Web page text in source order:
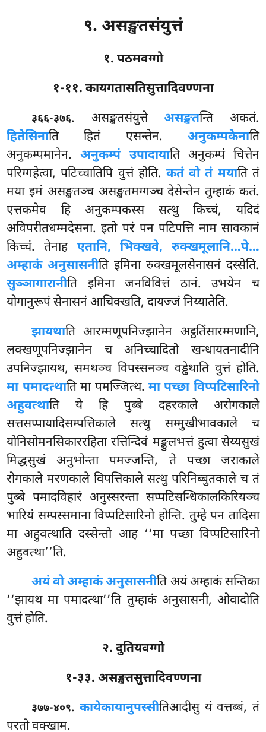
९. असङ्खतसंयुत्तं
१. पठमवग्गो
१-११. कायगतासतिसुत्तादिवण्णना
३६६-३७६. असङ्खतसंयुत्तेअसङ्खतन्ति अकतं.
हितेसिनाति हितं एसन्तेन. अनुकम्पकेनाति
अनुकम्पमानेन.अनुकम्पं उपादायाति अनुकम्पं चित्तेन
परिग्गहेत्वा, पटिच्चातिपि वुत्तं होति. कतं वो तं मयाति तं
मया इमं असङ्खतञ्च असङ्खतमग्गञ्च देसेन्तेन तुम्हाकं कतं.
एत्तकमेव हि अनुकम्पकस्स सत्थु किच्चं, यदिदं
अविपरीतधम्मदेसना. इतो परं पन पटिपत्ति नाम सावकानं
किच्चं. तेनाह एतानि, भिक्खवे, रुक्खमूलानि…पे…
अम्हाकं अनुसासनीति इमिना रुक्खमूलसेनासनं दस्सेति.
सुञ्ञागारानीति इमिना जनविवित्तं ठानं. उभयेन च
योगानुरूपं सेनासनं आचिक्खति, दायज्जं निय्यातेति.
झायथाति आरम्मणूपनिज्झानेन अट्ठतिंसारम्मणानि,
लक्खणूपनिज्झानेन च अनिच्चादितो खन्धायतनादीनि
उपनिज्झायथ, समथञ्च विपस्सनञ्च वड्ढेथाति वुत्तं होति.
मा पमादत्थाति मा पमज्जित्थ. मा पच्छा विप्पटिसारिनो
अहुवत्थाति ये हि पुब्बे दहरकाले अरोगकाले
सत्तसप्पायादिसम्पत्तिकाले सत्थु सम्मुखीभावकाले च
योनिसोमनसिकाररहिता रत्तिन्दिवं मङ्कुलभत्तं हुत्वा सेय्यसुखं
मिद्धसुखं अनुभोन्ता पमज्जन्ति, ते पच्छा जराकाले
रोगकाले मरणकाले विपत्तिकाले सत्थु परिनिब्बुतकाले च तं
पुब्बे पमादविहारं अनुस्सरन्ता सप्पटिसन्धिकालकिरियञ्च
भारियं सम्पस्समाना विप्पटिसारिनो होन्ति. तुम्हे पन तादिसा
मा अहुवत्थाति दस्सेन्तो आह ‘‘मा पच्छा विप्पटिसारिनो
अहुवत्था’’ति.
अयंवो अम्हाकं अनुसासनीति अयं अम्हाकं सन्तिका
‘‘झायथ मा पमादत्था’’ति तुम्हाकं अनुसासनी, ओवादोति
वुत्तं होति.
२. दुतियवग्गो
१-३३. असङ्खतसुत्तादिवण्णना
३७७-४०९.कायेकायानुपस्सीतिआदीसु यं वत्तब्बं, तं
परतो वक्खाम.